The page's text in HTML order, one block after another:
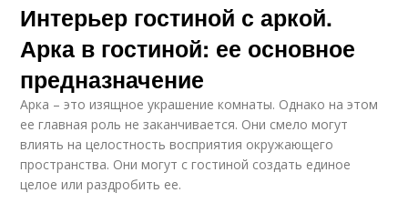
Интерьер гостиной с аркой.
Арка в гостиной: ее основное
предназначение
Арка – это изящное украшение комнаты. Однако на этом
ее главная роль не заканчивается. Они смело могут
влиять на целостность восприятия окружающего
пространства. Они могут с гостиной создать единое
целое или раздробить ее.